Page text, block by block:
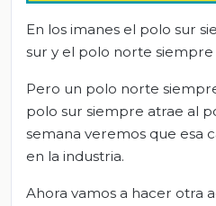
En los imanes el polo sur
sur y el polo norte
Pero un polo norte
polo sur siempre atrae al
semana veremos que esa
en la industria.
Ahora vamos a hacer otra